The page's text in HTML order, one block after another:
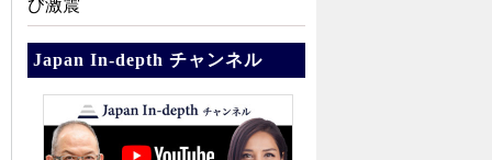
び激震
Japan In-depth チャンネル